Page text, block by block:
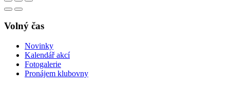
Volný čas
Novinky
Kalendář akcí
Fotogalerie
Pronájem klubovny